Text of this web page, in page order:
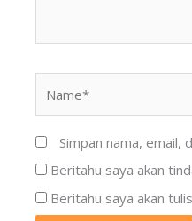
Simpan nama, email,
Beritahu saya akan
Beritahu saya akan